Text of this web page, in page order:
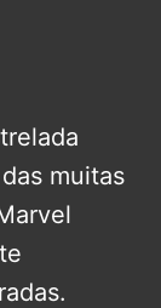
muitas